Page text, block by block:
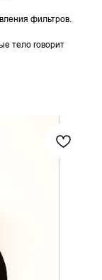
фильтров.
тело говорит